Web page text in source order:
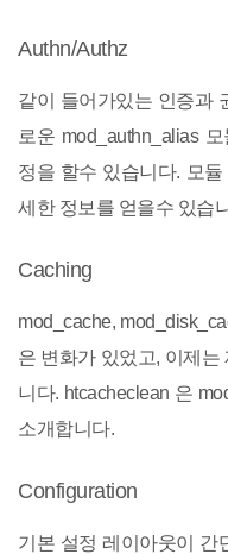
Authn/Authz
같이 들어가있는 인증과
로운 mod_authn_alias
정을 할수 있습니다. 모
세한 정보를 얻을수 있습
Caching
mod_cache,
은 변화가 있었고, 이제
니다. htcacheclean 은
소개합니다.
Configuration
기본 설정 레이아웃이 간